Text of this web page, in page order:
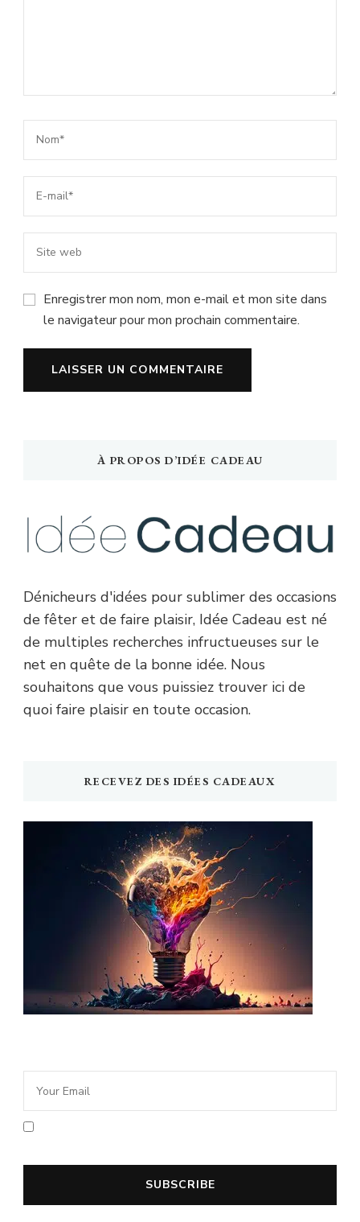
Enregistrer mon nom, mon e-mail et mon site dans
le navigateur pour mon prochain commentaire.
À PROPOS D’IDÉE CADEAU
Dénicheurs d'idées pour sublimer des occasions
de fêter et de faire plaisir, Idée Cadeau est né
de multiples recherches infructueuses sur le
net en quête de la bonne idée. Nous
souhaitons que vous puissiez trouver ici de
quoi faire plaisir en toute occasion.
RECEVEZ DES IDÉES CADEAUX